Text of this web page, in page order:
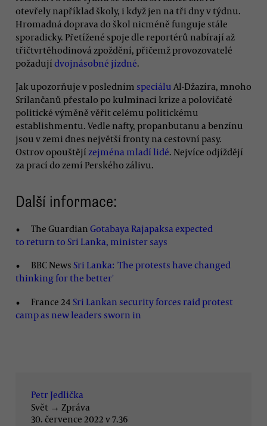
otevřely například školy, i když jen na tři dny v týdnu.
Hromadná doprava do škol nicméně funguje stále
sporadicky. Přetížené spoje dle reportérů nabírají až
třičtvrtěhodinová zpoždění, přičemž provozovatelé
požadují dvojnásobné jízdné.
Jak upozorňuje v posledním speciálu Al-Džazíra, mnoho
Srílančanů přestalo po kulminaci krize a polovičaté
politické výměně věřit celému politickému
establishmentu. Vedle nafty, propanbutanu a benzínu
jsou v zemi dnes největší fronty na cestovní pasy.
Ostrov opouštějí zejména mladí lidé. Nejvíce odjíždějí
za prací do zemí Perského zálivu.
Další informace:
The Guardian Gotabaya Rajapaksa expected
to return to Sri Lanka, minister says
BBC News Sri Lanka: 'The protests have changed
thinking for the better'
France 24 Sri Lankan security forces raid protest
camp as new leaders sworn in
Petr Jedlička
Svět → Zpráva
30. července 2022 v 7.36